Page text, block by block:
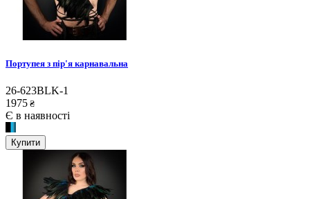
Портупея з пір'я карнавальна
26-623BLK-1
1975 ₴
Є в наявності
Купити